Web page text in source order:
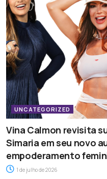
UNCATEGORIZED
Vina Calmon revisita
Simaria em seu novo
empoderamento
1 de julho de 2026